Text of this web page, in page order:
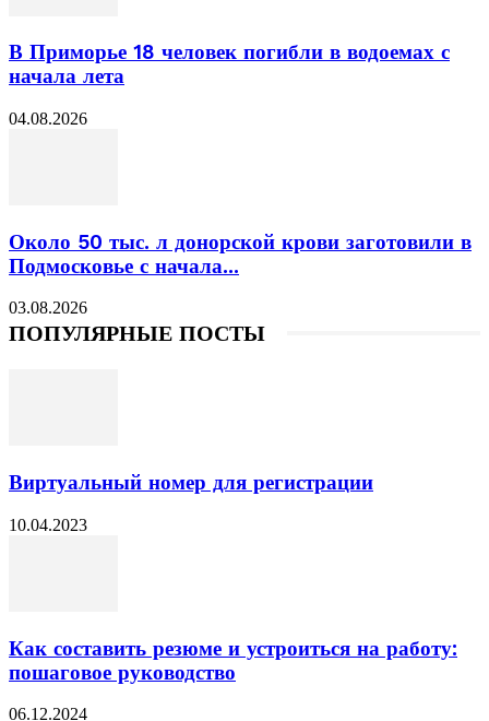
В Приморье 18 человек погибли в водоемах с
начала лета
04.08.2026
Около 50 тыс. л донорской крови заготовили в
Подмосковье с начала...
03.08.2026
ПОПУЛЯРНЫЕ ПОСТЫ
Виртуальный номер для регистрации
10.04.2023
Как составить резюме и устроиться на работу:
пошаговое руководство
06.12.2024